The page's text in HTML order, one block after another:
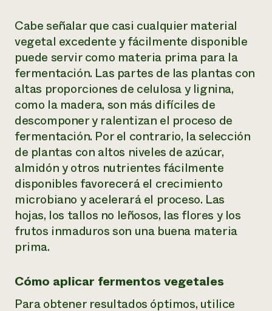
Cabe señalar que casi cualquier material
vegetal excedente y fácilmente disponible
puede servir como materia prima para la
fermentación. Las partes de las plantas con
altas proporciones de celulosa y lignina,
como la madera, son más difíciles de
descomponer y ralentizan el proceso de
fermentación. Por el contrario, la selección
de plantas con altos niveles de azúcar,
almidón y otros nutrientes fácilmente
disponibles favorecerá el crecimiento
microbiano y acelerará el proceso. Las
hojas, los tallos no leñosos, las flores y los
frutos inmaduros son una buena materia
prima.
Cómo aplicar fermentos vegetales
Para obtener resultados óptimos, utilice